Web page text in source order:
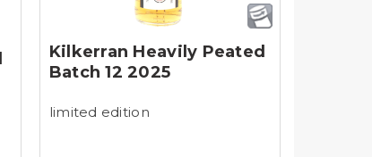
Kilkerran Heavily Peated
Batch 12 2025
limited edition